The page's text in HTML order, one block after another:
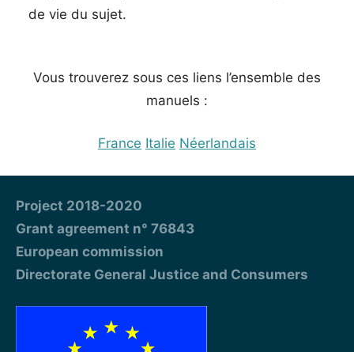
de vie du sujet.
Vous trouverez sous ces liens l’ensemble des
manuels :
France Italie Néerlandais
Project 2018-2020
Grant agreement n° 76843
European commission
Directorate General Justice and Consumers